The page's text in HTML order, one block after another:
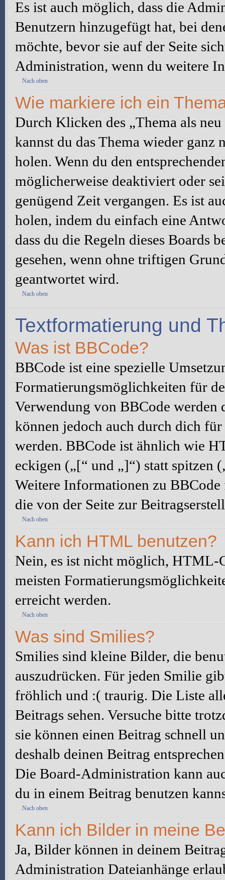
Es ist auch möglich, dass die
Benutzern hinzugefügt hat, bei
möchte, bevor sie auf der Seite
Administration, wenn du weitere
Nach oben
Wie markiere ich ein
Durch Klicken des „Thema als
kannst du das Thema wieder ganz
holen. Wenn du den
möglicherweise deaktiviert oder
genügend Zeit vergangen. Es ist
holen, indem du einfach eine
dass du die Regeln dieses Boards
gesehen, wenn ohne triftigen
geantwortet wird.
Nach oben
Textformatierung und
Was ist BBCode?
BBCode ist eine spezielle
Formatierungsmöglichkeiten für
Verwendung von BBCode
können jedoch auch durch dich
werden. BBCode ist ähnlich wie
eckigen („[“ und „]“) statt spitzen
Weitere Informationen zu
die von der Seite zur
Nach oben
Kann ich HTML benutzen?
Nein, es ist nicht möglich, HTML-
meisten
erreicht werden.
Nach oben
Was sind Smilies?
Smilies sind kleine Bilder, die
auszudrücken. Für jeden Smilie
fröhlich und :( traurig. Die Liste
Beitrags sehen. Versuche bitte
sie können einen Beitrag schnell
deshalb deinen Beitrag
Die Board-Administration kann
du in einem Beitrag benutzen
Nach oben
Kann ich Bilder in meine
Ja, Bilder können in deinem
Administration Dateianhänge